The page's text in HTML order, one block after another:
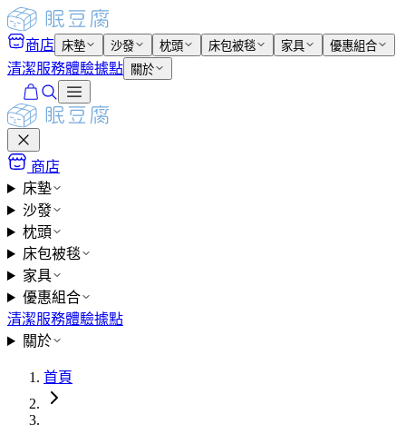
商店 床墊 沙發 枕頭 床包被毯 家具 優惠組合
清潔服務體驗據點 關於
商店
床墊
沙發
枕頭
床包被毯
家具
優惠組合
清潔服務體驗據點
關於
首頁